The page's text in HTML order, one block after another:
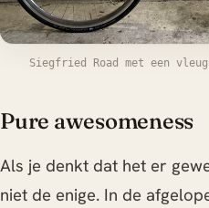
Siegfried Road met een
Pure awesomeness
Als je denkt dat het er
niet de enige. In de